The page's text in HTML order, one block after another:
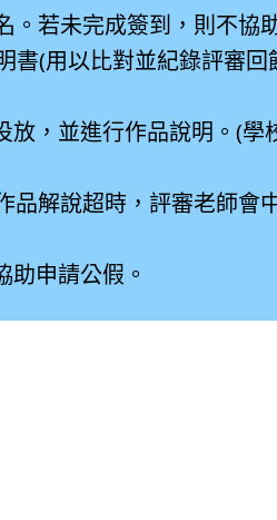
。若未完成簽到，則不協
書(用以比對並紀錄評審回
，並進行作品說明。(學
品解說超時，評審老師會
申請公假。